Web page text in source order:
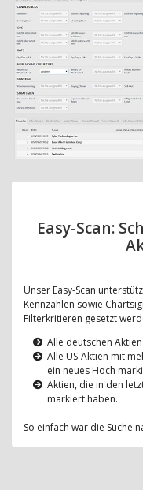
Easy-Scan:
Unser Easy-Scan
Kennzahlen sowie
Filterkritieren gesetzt
Alle deutschen
Alle US-Aktien mit
ein neues Hoch
Aktien, die in den
markiert haben.
So einfach war die Suche